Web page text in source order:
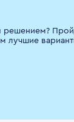
решением?
лучшие